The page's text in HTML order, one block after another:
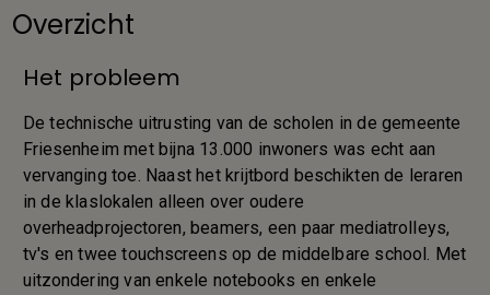
Overzicht
Het probleem
De technische uitrusting van de scholen in de gemeente
Friesenheim met bijna 13.000 inwoners was echt aan
vervanging toe. Naast het krijtbord beschikten de leraren
in de klaslokalen alleen over oudere
overheadprojectoren, beamers, een paar mediatrolleys,
tv's en twee touchscreens op de middelbare school. Met
uitzondering van enkele notebooks en enkele